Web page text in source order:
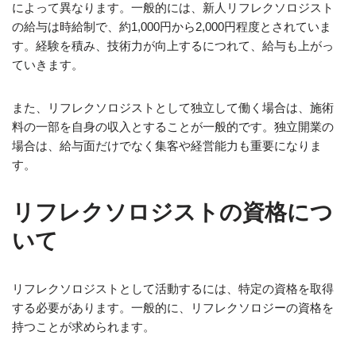
によって異なります。一般的には、新人リフレクソロジスト
の給与は時給制で、約1,000円から2,000円程度とされていま
す。経験を積み、技術力が向上するにつれて、給与も上がっ
ていきます。
また、リフレクソロジストとして独立して働く場合は、施術
料の一部を自身の収入とすることが一般的です。独立開業の
場合は、給与面だけでなく集客や経営能力も重要になりま
す。
リフレクソロジストの資格につ
いて
リフレクソロジストとして活動するには、特定の資格を取得
する必要があります。一般的に、リフレクソロジーの資格を
持つことが求められます。